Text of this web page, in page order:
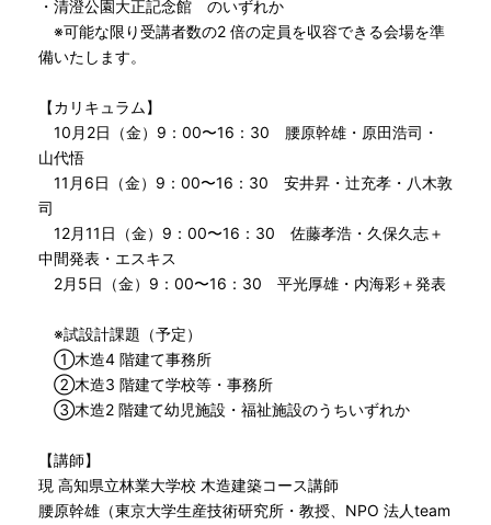
・清澄公園大正記念館 のいずれか
※可能な限り受講者数の2 倍の定員を収容できる会場を準
備いたします。
【カリキュラム】
10月2日（金）9：00〜16：30 腰原幹雄・原田浩司・
山代悟
11月6日（金）9：00〜16：30 安井昇・辻充孝・八木敦
司
12月11日（金）9：00〜16：30 佐藤孝浩・久保久志＋
中間発表・エスキス
2月5日（金）9：00〜16：30 平光厚雄・内海彩＋発表
※試設計課題（予定）
①木造4 階建て事務所
②木造3 階建て学校等・事務所
③木造2 階建て幼児施設・福祉施設のうちいずれか
【講師】
現 高知県立林業大学校 木造建築コース講師
腰原幹雄（東京大学生産技術研究所・教授、NPO 法人team